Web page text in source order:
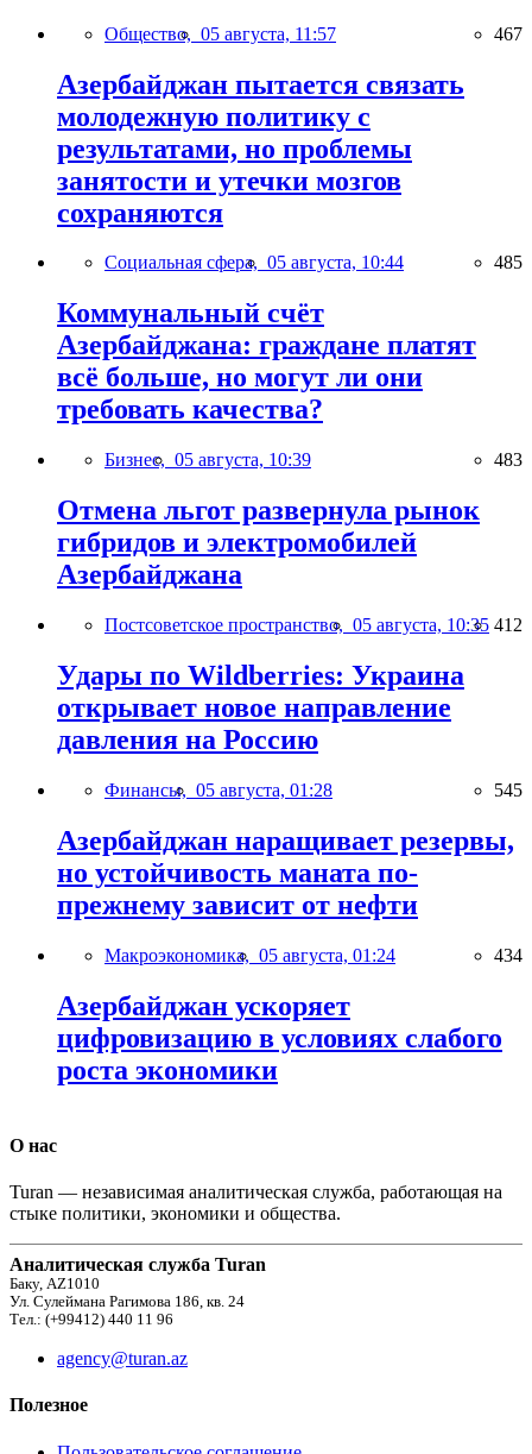
Общество, 05 августа, 11:57 467
Азербайджан пытается связать
молодежную политику с
результатами, но проблемы
занятости и утечки мозгов
сохраняются
Социальная сфера, 05 августа, 10:44 485
Коммунальный счёт
Азербайджана: граждане платят
всё больше, но могут ли они
требовать качества?
Бизнес, 05 августа, 10:39 483
Отмена льгот развернула рынок
гибридов и электромобилей
Азербайджана
Постсоветское пространство, 05 августа, 10:35 412
Удары по Wildberries: Украина
открывает новое направление
давления на Россию
Финансы, 05 августа, 01:28 545
Азербайджан наращивает резервы,
но устойчивость маната по-
прежнему зависит от нефти
Макроэкономика, 05 августа, 01:24 434
Азербайджан ускоряет
цифровизацию в условиях слабого
роста экономики
О нас
Turan — независимая аналитическая служба, работающая на
стыке политики, экономики и общества.
Аналитическая служба Turan
Баку, AZ1010
Ул. Сулеймана Рагимова 186, кв. 24
Тел.: (+99412) 440 11 96
agency@turan.az
Полезное